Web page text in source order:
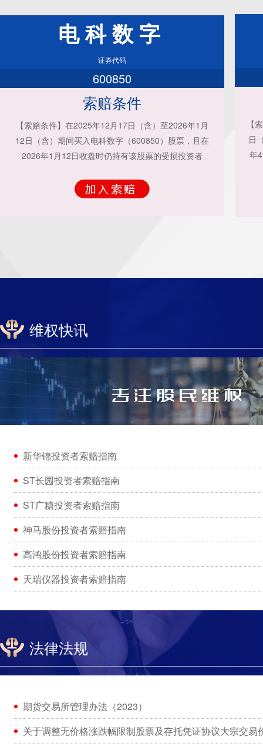
电科数字
证券代码
600850
索赔条件
【索赔条件】在2025年12月17日（含）至2026年1月
12日（含）期间买入电科数字（600850）股票，且在
2026年1月12日收盘时仍持有该股票的受损投资者
【
日
年
维权快讯
新华锦投资者索赔指南
ST长园投资者索赔指南
ST广糖投资者索赔指南
神马股份投资者索赔指南
高鸿股份投资者索赔指南
天瑞仪器投资者索赔指南
法律法规
期货交易所管理办法（2023）
关于调整无价格涨跌幅限制股票及存托凭证协议大宗交易